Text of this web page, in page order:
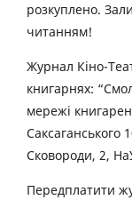
розкуплено.
читанням!
Журнал Кіно-
книгарнях:
мережі
Саксаганського
Сковороди, 2,
Передплатити